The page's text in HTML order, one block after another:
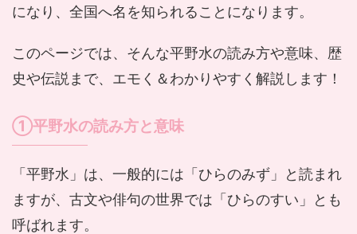
になり、全国へ名を知られることになります。
このページでは、そんな平野水の読み方や意味、歴
史や伝説まで、エモく＆わかりやすく解説します！
①平野水の読み方と意味
「平野水」は、一般的には「ひらのみず」と読まれ
ますが、古文や俳句の世界では「ひらのすい」とも
呼ばれます。